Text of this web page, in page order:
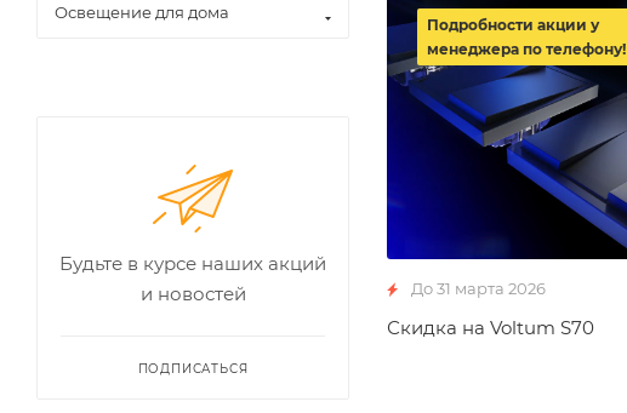
До 31 марта 2026
Скидка на Voltum S70
Подробности акции у
менеджера по телефону!
Освещение для дома
Будьте в курсе наших акций
и новостей
ПОДПИСАТЬСЯ